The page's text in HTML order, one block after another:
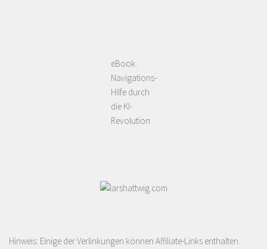
eBook:
Navigations-
Hilfe durch
die KI-
Revolution
Hinweis: Einige der Verlinkungen können Affiliate-Links enthalten.